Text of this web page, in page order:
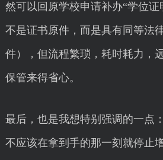
然可以回原学校申请补办“学位
不是证书原件，而是具有同等法
件），但流程繁琐，耗时耗力，
保管来得省心。
最后，也是我想特别强调的一点
不应该在拿到手的那一刻就停止